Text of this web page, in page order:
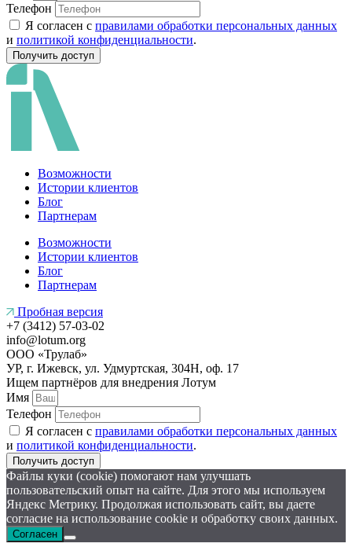
Телефон
Я согласен с правилами обработки персональных данных
и политикой конфиденциальности.
Получить доступ
Возможности
Истории клиентов
Блог
Партнерам
Возможности
Истории клиентов
Блог
Партнерам
Пробная версия
+7 (3412) 57-03-02
info@lotum.org
ООО «Трулаб»
УР, г. Ижевск, ул. Удмуртская, 304Н, оф. 17
Ищем партнёров для внедрения Лотум
Имя
Телефон
Я согласен с правилами обработки персональных данных
и политикой конфиденциальности.
Получить доступ
Файлы куки (cookie) помогают нам улучшать
пользовательский опыт на сайте. Для этого мы используем
Яндекс Метрику. Продолжая использовать сайт, вы даете
согласие на использование cookie и обработку своих данных.
Согласен